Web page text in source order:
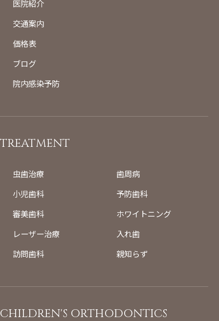
医院紹介
交通案内
価格表
ブログ
院内感染予防
TREATMENT
虫歯治療
歯周病
小児歯科
予防歯科
審美歯科
ホワイトニング
レーザー治療
入れ歯
訪問歯科
親知らず
CHILDREN'S ORTHODONTICS